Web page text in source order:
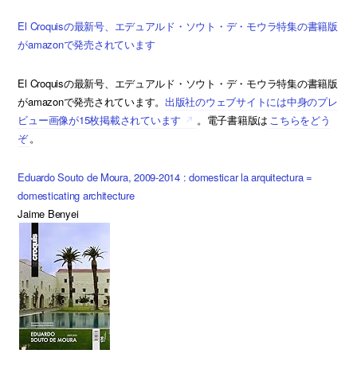
El Croquisの最新号、エデュアルド・ソウト・デ・モウラ特集の書籍版
がamazonで発売されています
El Croquisの最新号、エデュアルド・ソウト・デ・モウラ特集の書籍版
がamazonで発売されています。 出版社のウェブサイトには中身のプレ
ビュー画像が15枚掲載されています
。電子書籍版は こちらをどう
ぞ。
Eduardo Souto de Moura, 2009-2014 : domesticar la arquitectura =
domesticating architecture
Jaime Benyei